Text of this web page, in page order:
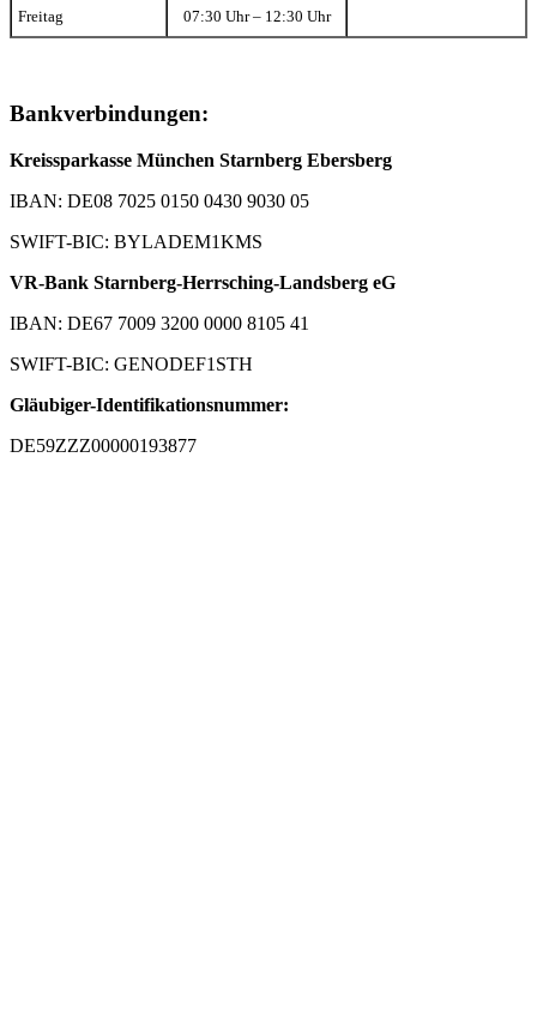
Freitag 07:30 Uhr – 12:30 Uhr
Bankverbindungen:
Kreissparkasse München Starnberg Ebersberg
IBAN: DE08 7025 0150 0430 9030 05
SWIFT-BIC: BYLADEM1KMS
VR-Bank Starnberg-Herrsching-Landsberg eG
IBAN: DE67 7009 3200 0000 8105 41
SWIFT-BIC: GENODEF1STH
Gläubiger-Identifikationsnummer:
DE59ZZZ00000193877